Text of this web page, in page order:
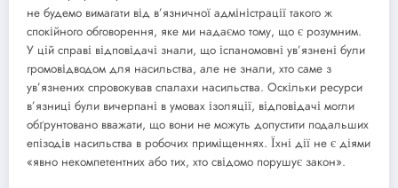
не будемо вимагати від в’язничної адміністрації такого ж
спокійного обговорення, яке ми надаємо тому, що є розумним.
У цій справі відповідачі знали, що іспаномовні ув’язнені були
громовідводом для насильства, але не знали, хто саме з
ув’язнених спровокував спалахи насильства. Оскільки ресурси
в’язниці були вичерпані в умовах ізоляції, відповідачі могли
обґрунтовано вважати, що вони не можуть допустити подальших
епізодів насильства в робочих приміщеннях. Їхні дії не є діями
«явно некомпетентних або тих, хто свідомо порушує закон».